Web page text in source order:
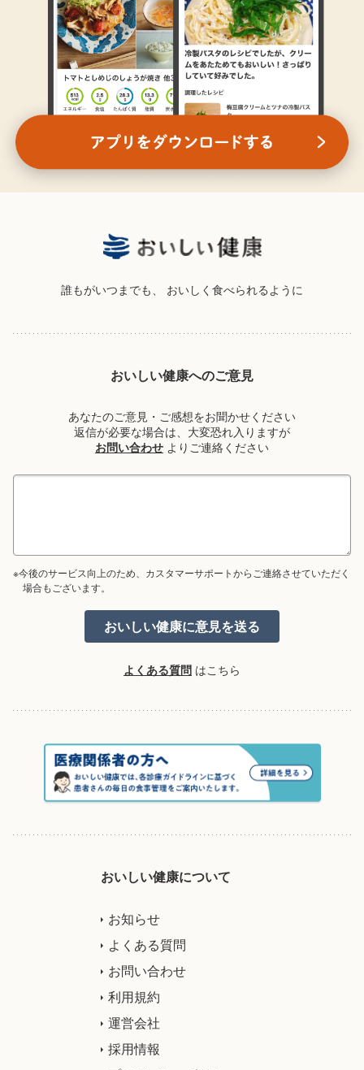
誰もがいつまでも、 おいしく食べられるように
おいしい健康へのご意見
あなたのご意見・ご感想をお聞かせください
返信が必要な場合は、大変恐れ入りますが
お問い合わせ よりご連絡ください
※今後のサービス向上のため、カスタマーサポートからご連絡させていただく
場合もございます。
よくある質問 はこちら
おいしい健康について
お知らせ
よくある質問
お問い合わせ
利用規約
運営会社
採用情報